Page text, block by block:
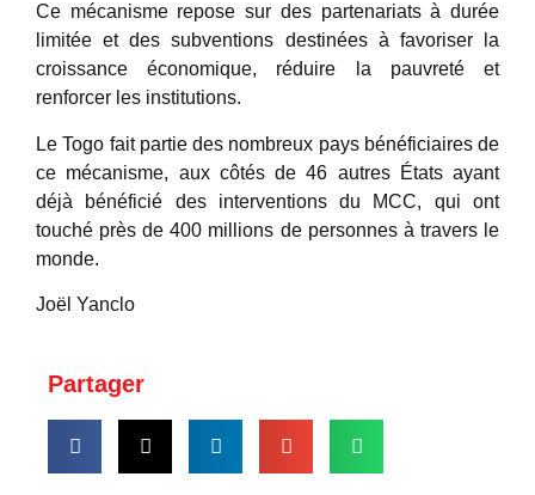
Ce mécanisme repose sur des partenariats à durée
limitée et des subventions destinées à favoriser la
croissance économique, réduire la pauvreté et
renforcer les institutions.
Le Togo fait partie des nombreux pays bénéficiaires de
ce mécanisme, aux côtés de 46 autres États ayant
déjà bénéficié des interventions du MCC, qui ont
touché près de 400 millions de personnes à travers le
monde.
Joël Yanclo
Partager